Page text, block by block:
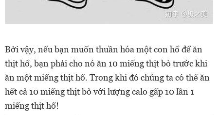
Bởi vậy, nếu bạn muốn thuần hóa một con hổ để ăn
thịt hổ, bạn phải cho nó ăn 10 miếng thịt bò trước khi
ăn một miếng thịt hổ. Trong khi đó chúng ta có thể ăn
hết cả 10 miếng thịt bò với lượng calo gấp 10 lần 1
miếng thịt hổ!